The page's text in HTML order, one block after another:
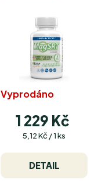
Vyprodáno
1 229 Kč
Měrná
5,12 Kč / 1 ks
DETAIL